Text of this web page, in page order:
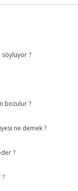
söylüyor ?
bozulur ?
ne demek ?
?